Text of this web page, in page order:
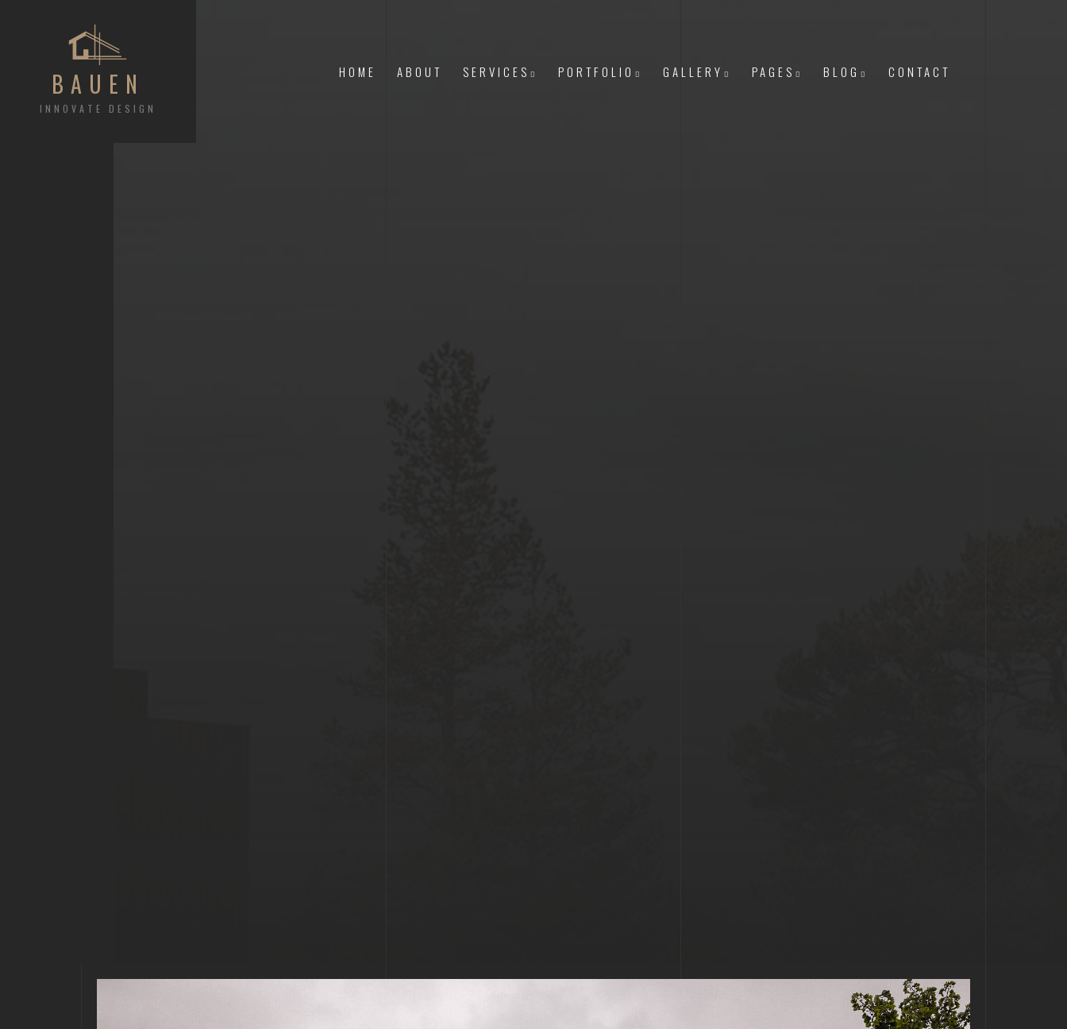
BAUEN
INNOVATE DESIGN
HOME ABOUT SERVICES PORTFOLIO GALLERY PAGES BLOG CONTACT